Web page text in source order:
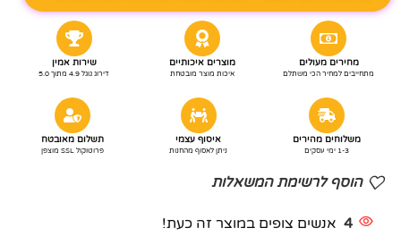
מחירים מעולים
מתחייבים למחיר הכי משתלם
מוצרים איכותיים
איכות מוצר מובטחת
שירות אמין
דירוג גוגל 4.9 מתוך 5.0
משלוחים מהירים
1-3 ימי עסקים
איסוף עצמי
ניתן לאסוף מהחנות
תשלום מאובטח
פרוטוקול SSL מוצפן
הוסף לרשימת המשאלות
4 אנשים צופים במוצר זה כעת!